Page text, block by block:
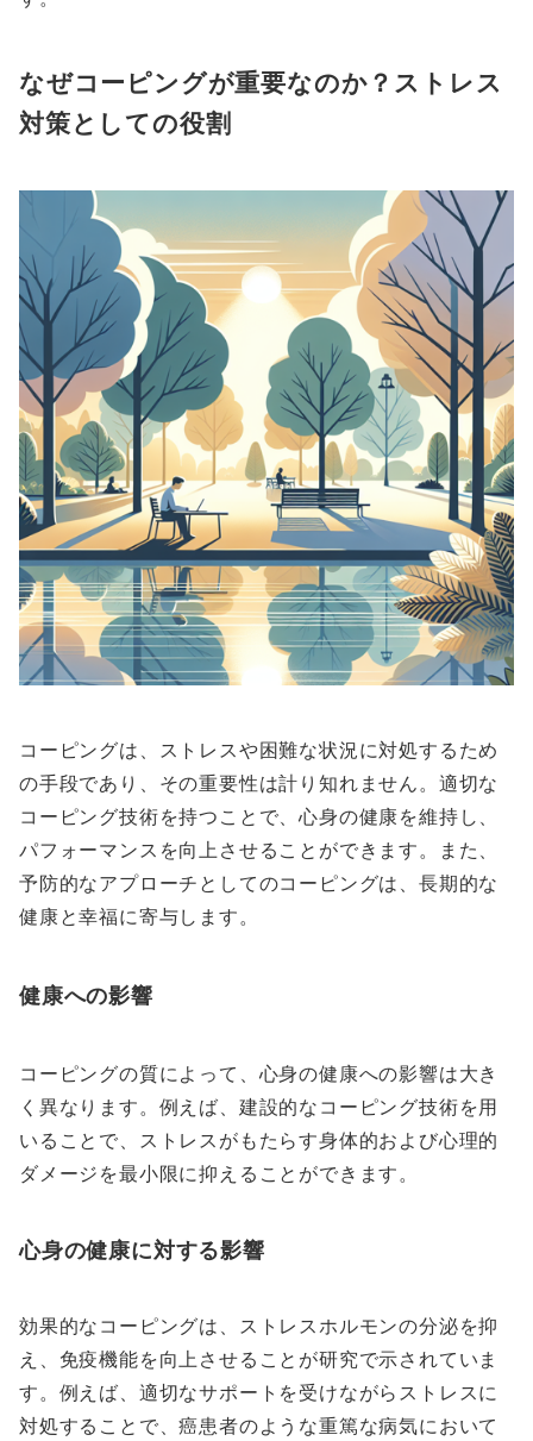
なぜコーピングが重要なのか？ストレス
対策としての役割
コーピングは、ストレスや困難な状況に対処するため
の手段であり、その重要性は計り知れません。適切な
コーピング技術を持つことで、心身の健康を維持し、
パフォーマンスを向上させることができます。また、
予防的なアプローチとしてのコーピングは、長期的な
健康と幸福に寄与します。
健康への影響
コーピングの質によって、心身の健康への影響は大き
く異なります。例えば、建設的なコーピング技術を用
いることで、ストレスがもたらす身体的および心理的
ダメージを最小限に抑えることができます。
心身の健康に対する影響
効果的なコーピングは、ストレスホルモンの分泌を抑
え、免疫機能を向上させることが研究で示されていま
す。例えば、適切なサポートを受けながらストレスに
対処することで、癌患者のような重篤な病気において